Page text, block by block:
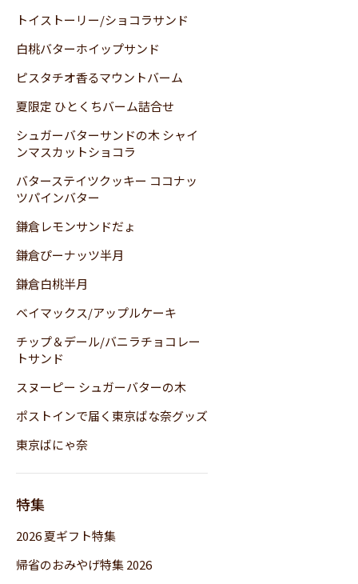
トイストーリー/ショコラサンド
白桃バターホイップサンド
ピスタチオ香るマウントバーム
夏限定 ひとくちバーム詰合せ
シュガーバターサンドの木 シャイ
ンマスカットショコラ
バターステイツクッキー ココナッ
ツパインバター
鎌倉レモンサンドだょ
鎌倉ぴーナッツ半月
鎌倉白桃半月
ベイマックス/アップルケーキ
チップ＆デール/バニラチョコレー
トサンド
スヌーピー シュガーバターの木
ポストインで届く東京ばな奈グッズ
東京ばにゃ奈
特集
2026 夏ギフト特集
帰省のおみやげ特集 2026